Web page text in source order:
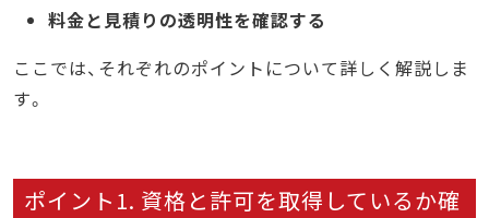
料金と見積りの透明性を確認する
ここでは、それぞれのポイントについて詳しく解説しま
す。
ポイント1. 資格と許可を取得しているか確